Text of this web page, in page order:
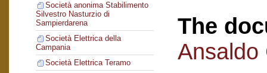
Società anonima Stabilimento
Silvestro Nasturzio di
Sampierdarena
Società Elettrica della
Campania
Società Elettrica Teramo
The
Ansaldo